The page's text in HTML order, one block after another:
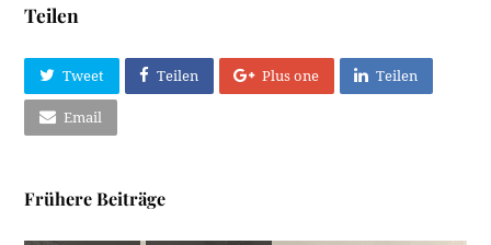
Teilen
Tweet Teilen Plus one Teilen
Email
Frühere Beiträge